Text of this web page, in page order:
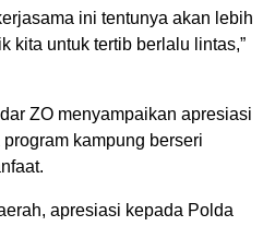
ini tentunya akan lebih
kita untuk tertib berlalu lintas,”
ZO menyampaikan apresiasi
kampung berseri
apresiasi kepada Polda